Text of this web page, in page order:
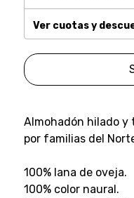
Ver cuotas y
Almohadón hilado y
por familias del
100% lana de oveja.
100% color naural.